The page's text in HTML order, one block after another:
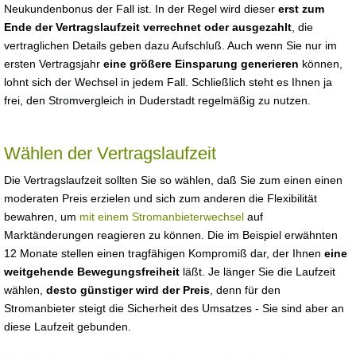
Neukundenbonus der Fall ist. In der Regel wird dieser erst zum
Ende der Vertragslaufzeit verrechnet oder ausgezahlt , die
vertraglichen Details geben dazu Aufschluß. Auch wenn Sie nur im
ersten Vertragsjahr eine größere Einsparung generieren können,
lohnt sich der Wechsel in jedem Fall. Schließlich steht es Ihnen ja
frei, den Stromvergleich in Duderstadt regelmäßig zu nutzen.
Wählen der Vertragslaufzeit
Die Vertragslaufzeit sollten Sie so wählen, daß Sie zum einen einen
moderaten Preis erzielen und sich zum anderen die Flexibilität
bewahren, um mit einem Stromanbieterwechsel auf
Marktänderungen reagieren zu können. Die im Beispiel erwähnten
12 Monate stellen einen tragfähigen Kompromiß dar, der Ihnen eine
weitgehende Bewegungsfreiheit läßt. Je länger Sie die Laufzeit
wählen, desto günstiger wird der Preis , denn für den
Stromanbieter steigt die Sicherheit des Umsatzes - Sie sind aber an
diese Laufzeit gebunden.